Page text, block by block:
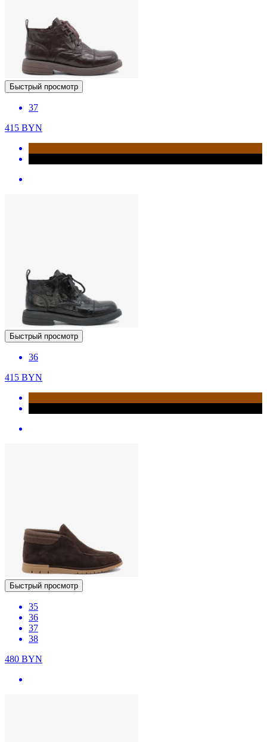
Быстрый просмотр
37
415 BYN
Быстрый просмотр
36
415 BYN
Быстрый просмотр
35
36
37
38
480 BYN